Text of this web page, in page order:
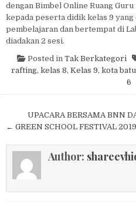
dengan Bimbel Online Ruang
kepada peserta didik kelas 9 yang
pembelajaran dan bertempat di
diadakan 2 sesi.
Posted in Tak Berkategori
rafting, kelas 8, Kelas 9, kota batu
6
Post navigation
UPACARA BERSAMA BNN
← GREEN SCHOOL FESTIVAL 2019
Author: